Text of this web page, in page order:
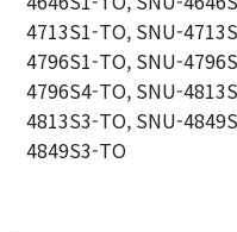
4713S1-TO, SNU-
4796S1-TO, SNU-
4796S4-TO, SNU-
4813S3-TO, SNU-
4849S3-TO
기부안내
기부신청
기부금 사용내역